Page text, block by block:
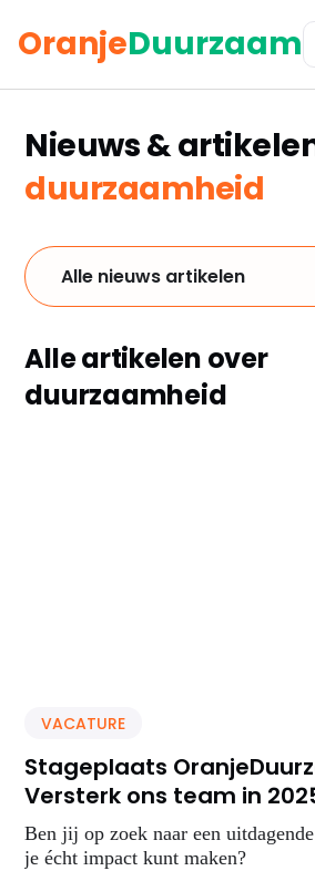
OranjeDuurzaam
Nieuws &
duurzaamheid
Alle nieuws artikelen
Alle artikelen over
duurzaamheid
VACATURE
Stageplaats
Versterk ons team in
Ben jij op zoek naar een
je écht impact kunt maken?